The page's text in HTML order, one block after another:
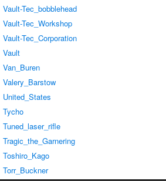
Vault-Tec_bobblehead
Vault-Tec_Workshop
Vault-Tec_Corporation
Vault
Van_Buren
Valery_Barstow
United_States
Tycho
Tuned_laser_rifle
Tragic_the_Garnering
Toshiro_Kago
Torr_Buckner